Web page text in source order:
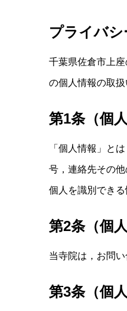
プライバ
千葉県佐倉市上
の個人情報の取
第1条（個人
「個人情報」と
号，連絡先その
個人を識別できる
第2条（個
当寺院は，お問
第3条（個